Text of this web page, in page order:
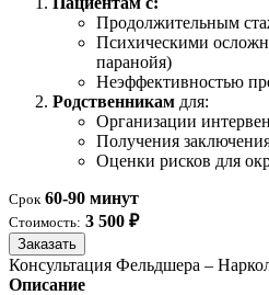
Продолжительным
Психическими
паранойя)
Неэффективностью
Родственникам для:
Организации
Получения
Оценки рисков для
Срок 60-90 минут
Стоимость: 3 500 ₽
Заказать
Консультация Фельдшера –
Описание